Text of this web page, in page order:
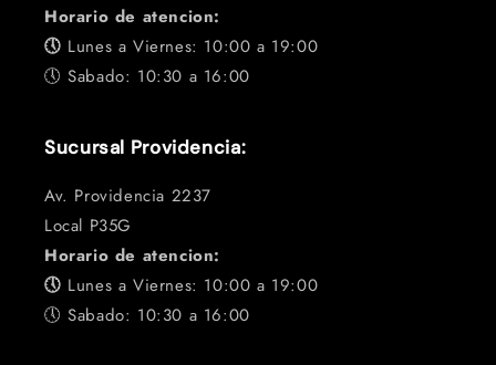
Horario de atencion:
🕔 Lunes a Viernes: 10:00 a 19:00
🕔 Sabado: 10:30 a 16:00
Sucursal Providencia:
Av. Providencia 2237
Local P35G
Horario de atencion:
🕔 Lunes a Viernes: 10:00 a 19:00
🕔 Sabado: 10:30 a 16:00